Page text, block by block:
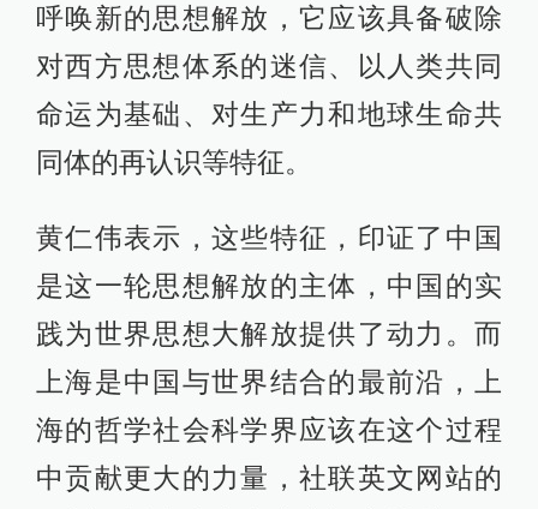
呼唤新的思想解放，它应该具备破除
对西方思想体系的迷信、以人类共同
命运为基础、对生产力和地球生命共
同体的再认识等特征。
黄仁伟表示，这些特征，印证了中国
是这一轮思想解放的主体，中国的实
践为世界思想大解放提供了动力。而
上海是中国与世界结合的最前沿，上
海的哲学社会科学界应该在这个过程
中贡献更大的力量，社联英文网站的